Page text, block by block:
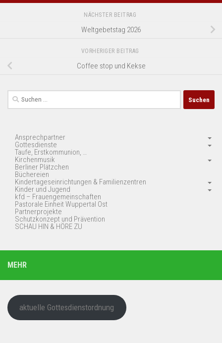
NÄCHSTER BEITRAG
Weltgebetstag 2026
VORHERIGER BEITRAG
Coffee stop und Kekse
Suchen
nach:
Ansprechpartner
Gottesdienste
Taufe, Erstkommunion, …
Kirchenmusik
Berliner Plätzchen
Büchereien
Kindertageseinrichtungen & Familienzentren
Kinder und Jugend
kfd – Frauengemeinschaften
Pastorale Einheit Wuppertal Ost
Partnerprojekte
Schutzkonzept und Prävention
SCHAU HIN & HÖRE ZU
MEHR
aktuelle Gottesdienstordnung